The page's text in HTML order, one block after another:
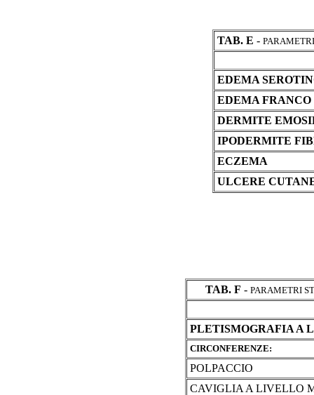
TAB. E -
EDEMA
EDEMA FRANCO
DERMITE
IPODERMITE
ECZEMA
ULCERE
TAB. F - PARAMETRI
PLETISMOGRAFIA A
CIRCONFERENZE:
POLPACCIO
CAVIGLIA A LIVELLO